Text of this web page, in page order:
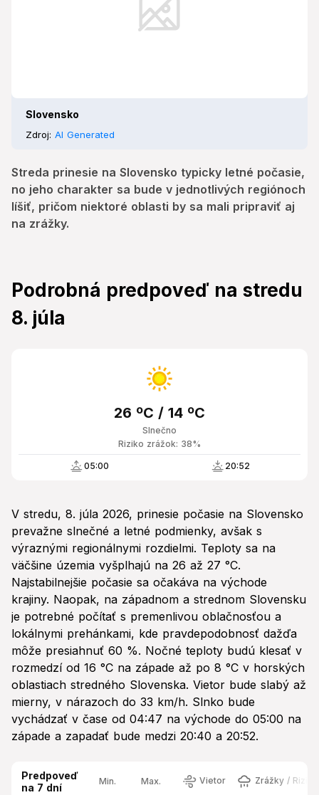
Slovensko
Zdroj: AI Generated
Streda prinesie na Slovensko typicky letné počasie,
no jeho charakter sa bude v jednotlivých regiónoch
líšiť, pričom niektoré oblasti by sa mali pripraviť aj
na zrážky.
Podrobná predpoveď na stredu
8. júla
Slnečno
26 ºC / 14 ºC
Riziko zrážok: 38%
05:00 20:52
V stredu, 8. júla 2026, prinesie počasie na Slovensko
prevažne slnečné a letné podmienky, avšak s
výraznými regionálnymi rozdielmi. Teploty sa na
väčšine územia vyšplhajú na 26 až 27 °C.
Najstabilnejšie počasie sa očakáva na východe
krajiny. Naopak, na západnom a strednom Slovensku
je potrebné počítať s premenlivou oblačnosťou a
lokálnymi prehánkami, kde pravdepodobnosť dažďa
môže presiahnuť 60 %. Nočné teploty budú klesať v
rozmedzí od 16 °C na západe až po 8 °C v horských
oblastiach stredného Slovenska. Vietor bude slabý až
mierny, v nárazoch do 33 km/h. Slnko bude
vychádzať v čase od 04:47 na východe do 05:00 na
západe a zapadať bude medzi 20:40 a 20:52.
Predpoveď
na 7 dní
Min. Max. Vietor Zrážky /